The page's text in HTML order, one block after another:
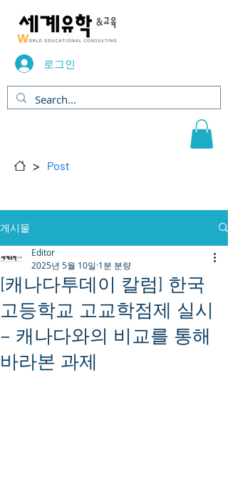
로그인
> Post
게시물
[캐나다투데이 칼럼] 한국
고등학교 고교학점제 실시
– 캐나다와의 비교를 통해
바라본 과제
Editor
2025년 5월 10일 1분 분량